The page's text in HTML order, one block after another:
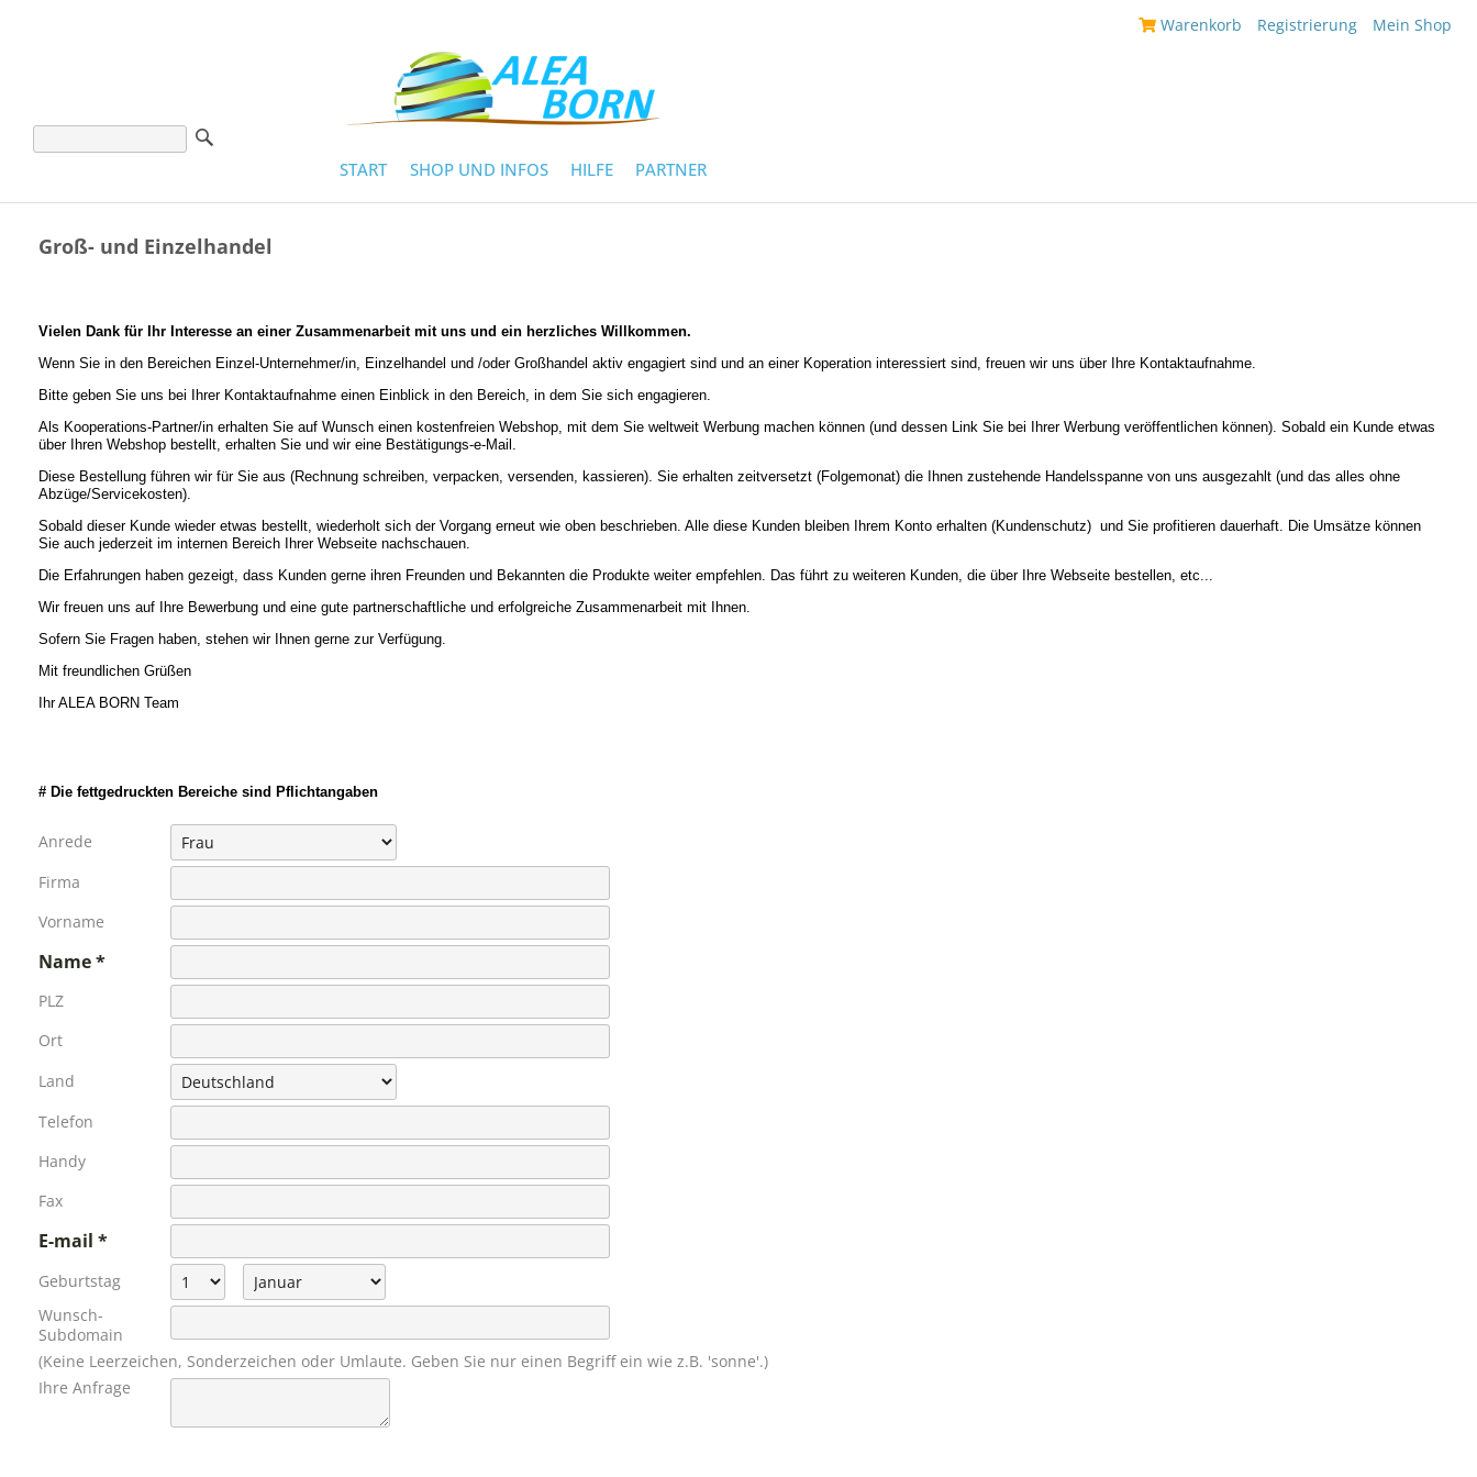
Warenkorb Registrierung Mein Shop
START SHOP UND INFOS HILFE PARTNER
Groß- und Einzelhandel
Vielen Dank für Ihr Interesse an einer Zusammenarbeit mit uns und ein herzliches Willkommen.
Wenn Sie in den Bereichen Einzel-Unternehmer/in, Einzelhandel und /oder Großhandel aktiv engagiert sind und an einer Koperation interessiert sind, freuen wir uns über Ihre Kontaktaufnahme.
Bitte geben Sie uns bei Ihrer Kontaktaufnahme einen Einblick in den Bereich, in dem Sie sich engagieren.
Als Kooperations-Partner/in erhalten Sie auf Wunsch einen kostenfreien Webshop, mit dem Sie weltweit Werbung machen können (und dessen Link Sie bei Ihrer Werbung veröffentlichen können). Sobald ein Kunde etwas
über Ihren Webshop bestellt, erhalten Sie und wir eine Bestätigungs-e-Mail.
Diese Bestellung führen wir für Sie aus (Rechnung schreiben, verpacken, versenden, kassieren). Sie erhalten zeitversetzt (Folgemonat) die Ihnen zustehende Handelsspanne von uns ausgezahlt (und das alles ohne
Abzüge/Servicekosten).
Sobald dieser Kunde wieder etwas bestellt, wiederholt sich der Vorgang erneut wie oben beschrieben. Alle diese Kunden bleiben Ihrem Konto erhalten (Kundenschutz) und Sie profitieren dauerhaft. Die Umsätze können
Sie auch jederzeit im internen Bereich Ihrer Webseite nachschauen.
Die Erfahrungen haben gezeigt, dass Kunden gerne ihren Freunden und Bekannten die Produkte weiter empfehlen. Das führt zu weiteren Kunden, die über Ihre Webseite bestellen, etc...
Wir freuen uns auf Ihre Bewerbung und eine gute partnerschaftliche und erfolgreiche Zusammenarbeit mit Ihnen.
Sofern Sie Fragen haben, stehen wir Ihnen gerne zur Verfügung.
Mit freundlichen Grüßen
Ihr ALEA BORN Team
# Die fettgedruckten Bereiche sind Pflichtangaben
Anrede
Firma
Vorname
Name
PLZ
Ort
Land
Telefon
Handy
Fax
E-mail
Geburtstag
Wunsch-
Subdomain
(Keine Leerzeichen, Sonderzeichen oder Umlaute. Geben Sie nur einen Begriff ein wie z.B. 'sonne'.)
Ihre Anfrage